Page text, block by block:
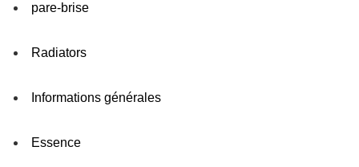
pare-brise
Radiators
Informations générales
Essence